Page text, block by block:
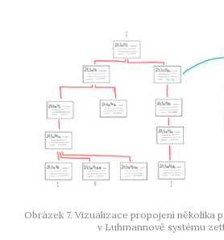
Obrázek 7. Vizualizace propojení několika
v Luhmannově systému